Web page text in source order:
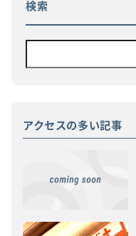
検索
アクセスの多い記事